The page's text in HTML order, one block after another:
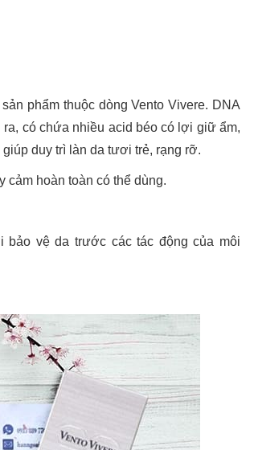
phẩm thuộc dòng Vento Vivere. DNA
có chứa nhiều acid béo có lợi giữ ẩm,
duy trì làn da tươi trẻ, rạng rỡ.
cảm hoàn toàn có thể dùng.
bảo vệ da trước các tác động của môi